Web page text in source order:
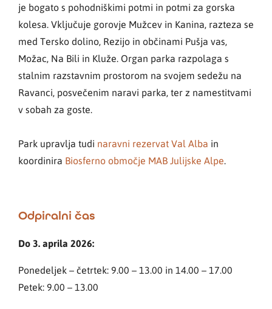
je bogato s pohodniškimi potmi in potmi za gorska
kolesa. Vključuje gorovje Mužcev in Kanina, razteza se
med Tersko dolino, Rezijo in občinami Pušja vas,
Možac, Na Bili in Kluže. Organ parka razpolaga s
stalnim razstavnim prostorom na svojem sedežu na
Ravanci, posvečenim naravi parka, ter z namestitvami
v sobah za goste.
Park upravlja tudi naravni rezervat Val Alba in
koordinira Biosferno območje MAB Julijske Alpe.
Odpiralni čas
Do 3. aprila 2026:
Ponedeljek – četrtek: 9.00 – 13.00 in 14.00 – 17.00
Petek: 9.00 – 13.00